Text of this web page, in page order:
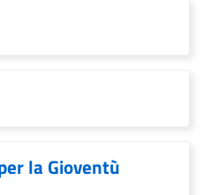
la Gioventù